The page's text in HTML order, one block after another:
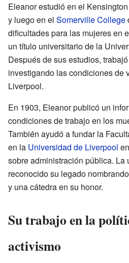
Eleanor estudió en el
y luego en el Somerville College
dificultades para las mujeres en
un título universitario de la
Después de sus estudios,
investigando las condiciones de
Liverpool.
En 1903, Eleanor publicó un
condiciones de trabajo en los
También ayudó a fundar la
en la Universidad de Liverpool
sobre administración pública. La
reconocido su legado
y una cátedra en su honor.
Su trabajo en la
activismo